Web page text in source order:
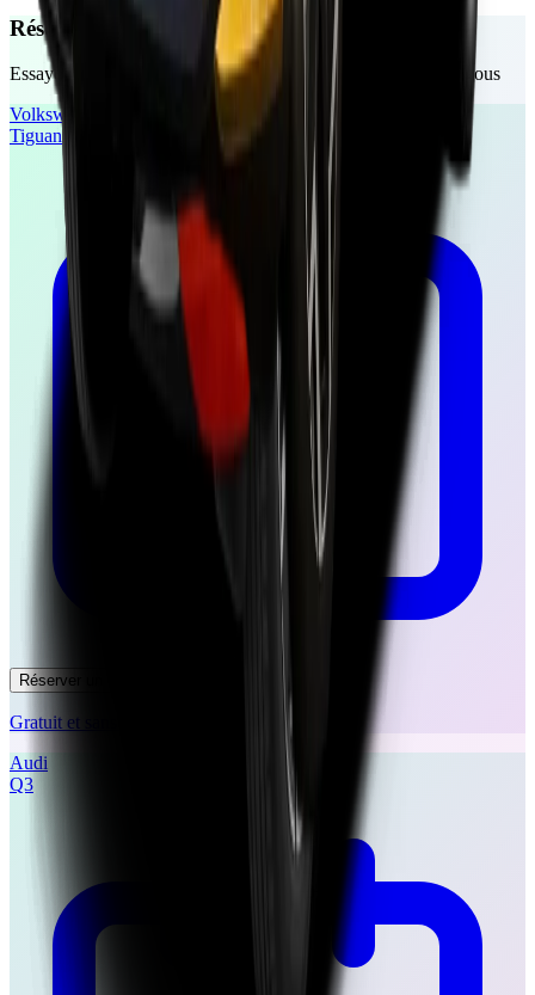
Réservez votre essai gratuit
Essayez ces véhicules chez un concessionnaire près de chez vous
Volkswagen
Tiguan
Réserver un essai
Gratuit et sans engagement
Audi
Q3